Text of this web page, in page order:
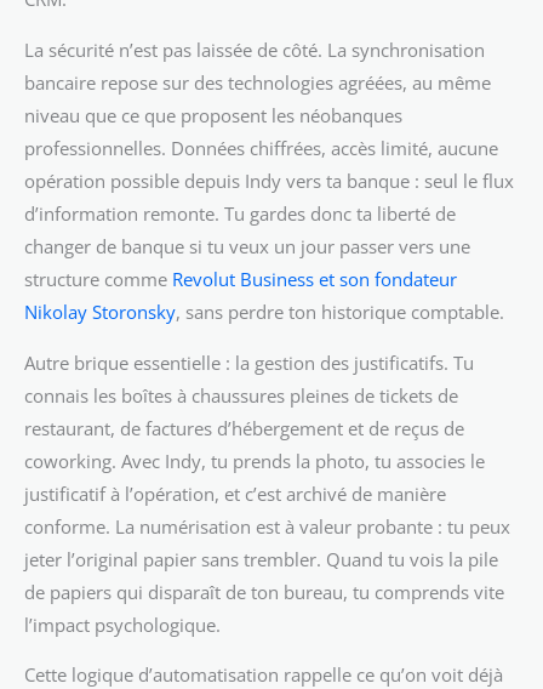
La sécurité n’est pas laissée de côté. La synchronisation
bancaire repose sur des technologies agréées, au même
niveau que ce que proposent les néobanques
professionnelles. Données chiffrées, accès limité, aucune
opération possible depuis Indy vers ta banque : seul le flux
d’information remonte. Tu gardes donc ta liberté de
changer de banque si tu veux un jour passer vers une
structure comme Revolut Business et son fondateur
Nikolay Storonsky, sans perdre ton historique comptable.
Autre brique essentielle : la gestion des justificatifs. Tu
connais les boîtes à chaussures pleines de tickets de
restaurant, de factures d’hébergement et de reçus de
coworking. Avec Indy, tu prends la photo, tu associes le
justificatif à l’opération, et c’est archivé de manière
conforme. La numérisation est à valeur probante : tu peux
jeter l’original papier sans trembler. Quand tu vois la pile
de papiers qui disparaît de ton bureau, tu comprends vite
l’impact psychologique.
Cette logique d’automatisation rappelle ce qu’on voit déjà